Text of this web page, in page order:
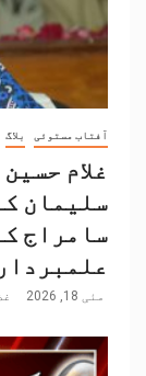
آفتاب مستوئی بلاگ
غلام
سلیمان
سامراج
مئی 18, 2026